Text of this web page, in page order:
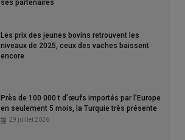
ses partenaires
Les prix des jeunes bovins retrouvent les
niveaux de 2025, ceux des vaches baissent
encore
Près de 100 000 t d’œufs importés par l’Europe
en seulement 5 mois, la Turquie très présente
29 juillet 2026